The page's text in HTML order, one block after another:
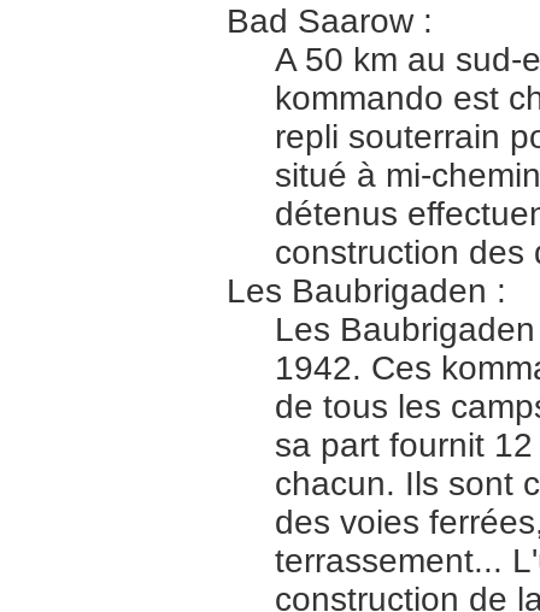
Bad Saarow :
A 50 km au sud-
kommando est
repli souterrain
situé à mi-
détenus
construction des
Les Baubrigaden :
Les
1942. Ces
de tous les
sa part fournit
chacun. Ils sont
des voies
terrassement...
construction de